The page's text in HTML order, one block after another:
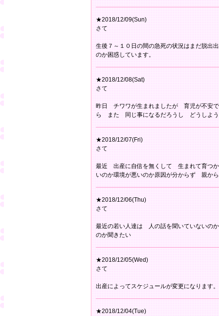
★2018/12/09(Sun)
さて
生後７～１０日の間の急死の状況はまだ脱出
のか困惑しています。
★2018/12/08(Sat)
さて
昨日 チワワが生まれましたが 育児が不安
ら また 同じ事になるだろうし どうしよう
★2018/12/07(Fri)
さて
最近 出産に自信を無くして 生まれて育つ
いのか環境が悪いのか原因が分からず 親か
★2018/12/06(Thu)
さて
最近の若い人達は 人の話を聞いていないの
のか聞きたい
★2018/12/05(Wed)
さて
出産によってスケジュールが変更になります。
★2018/12/04(Tue)